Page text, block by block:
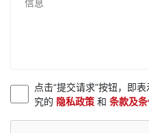
点击“提交请求”按钮，即
究的 隐私政策 和条款及条